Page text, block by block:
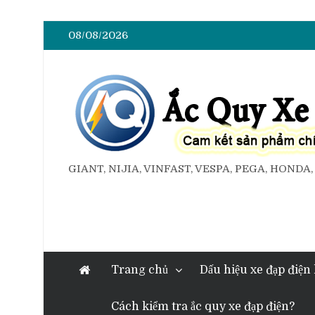
08/08/2026
GIANT, NIJIA, VINFAST, VESPA, PEGA,
Trang chủ Dấu hiệu xe đạp
Cách kiểm tra ắc quy xe đạp điện?